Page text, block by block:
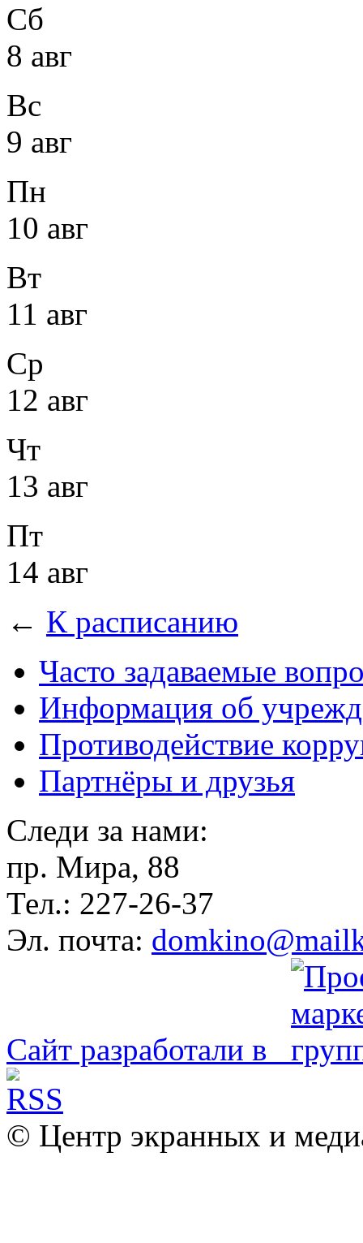
Сб
8 авг
Вс
9 авг
Пн
10 авг
Вт
11 авг
Ср
12 авг
Чт
13 авг
Пт
14 авг
← К расписанию
Часто задаваемые
Информация об
Противодействие
Партнёры и друзья
Следи за нами:
пр. Мира, 88
Тел.: 227-26-37
Эл. почта:
Сайт разработали в
© Центр экранных и